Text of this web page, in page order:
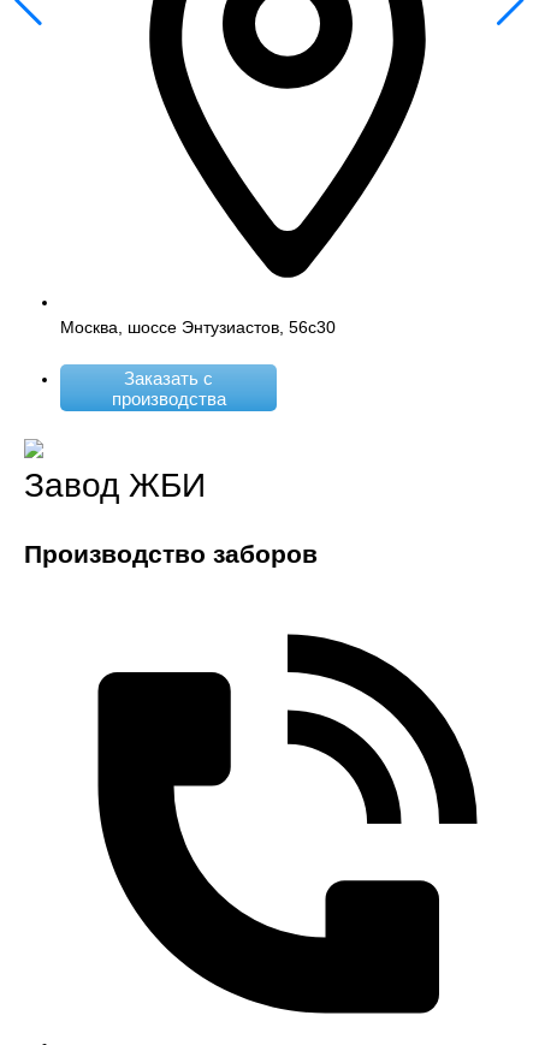
Москва, шоссе Энтузиастов, 56с30
Заказать с
производства
Завод ЖБИ
Производство заборов